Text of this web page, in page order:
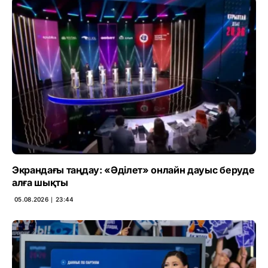
Экрандағы таңдау: «Әділет» онлайн дауыс беруде
алға шықты
05.08.2026 ∣ 23:44